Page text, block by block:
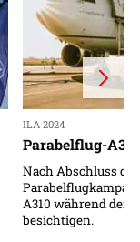
ILA 2024
Parabelflug-
Nach Abschluss der
A310 während der
besichtigen.